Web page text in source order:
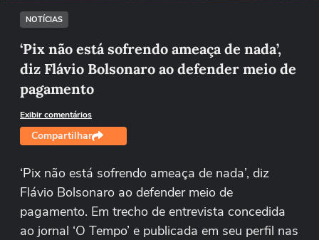
NOTÍCIAS
‘Pix não está sofrendo ameaça de nada’,
diz Flávio Bolsonaro ao defender meio de
pagamento
Exibir comentários
Compartilhar
‘Pix não está sofrendo ameaça de nada’, diz
Flávio Bolsonaro ao defender meio de
pagamento. Em trecho de entrevista concedida
ao jornal ‘O Tempo’ e publicada em seu perfil nas